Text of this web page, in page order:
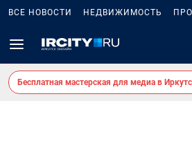
ВСЕ НОВОСТИ НЕДВИЖИМОСТЬ
Бесплатная мастерская для медиа в